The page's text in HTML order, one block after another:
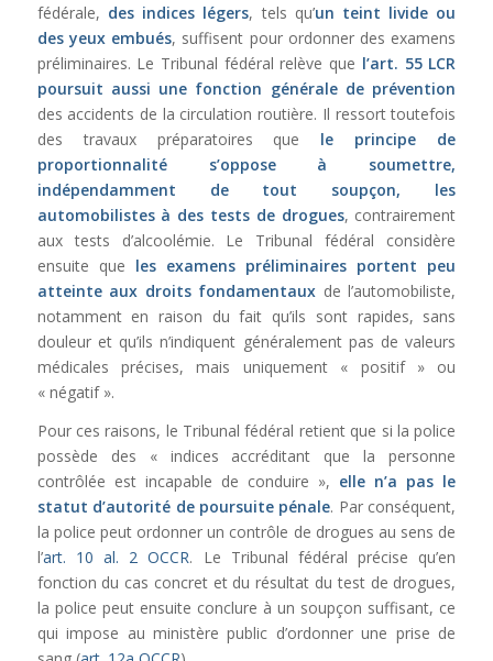
fédérale, des indices légers, tels qu’un teint livide ou
des yeux embués, suffisent pour ordonner des examens
préliminaires. Le Tribunal fédéral relève que l’art. 55 LCR
poursuit aussi une fonction générale de prévention
des accidents de la circulation routière. Il ressort toutefois
des travaux préparatoires que le principe de
proportionnalité s’oppose à soumettre,
indépendamment de tout soupçon, les
automobilistes à des tests de drogues, contrairement
aux tests d’alcoolémie. Le Tribunal fédéral considère
ensuite que les examens préliminaires portent peu
atteinte aux droits fondamentaux de l’automobiliste,
notamment en raison du fait qu’ils sont rapides, sans
douleur et qu’ils n’indiquent généralement pas de valeurs
médicales précises, mais uniquement « positif » ou
« négatif ».
Pour ces raisons, le Tribunal fédéral retient que si la police
possède des « indices accréditant que la personne
contrôlée est incapable de conduire », elle n’a pas le
statut d’autorité de poursuite pénale. Par conséquent,
la police peut ordonner un contrôle de drogues au sens de
l’art. 10 al. 2 OCCR. Le Tribunal fédéral précise qu’en
fonction du cas concret et du résultat du test de drogues,
la police peut ensuite conclure à un soupçon suffisant, ce
qui impose au ministère public d’ordonner une prise de